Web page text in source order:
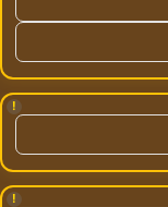
!
!